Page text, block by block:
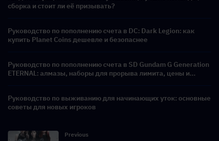
сборка и стоит ли её призывать?
Руководство по пополнению счета в DC: Dark Legion: как
купить Planet Coins дешевле и безопаснее
Руководство по пополнению счета в SD Gundam G Generation
ETERNAL: алмазы, наборы для прорыва лимита, цены и
Руководство по выживанию для начинающих уток: основные
советы для новых игроков
Previous